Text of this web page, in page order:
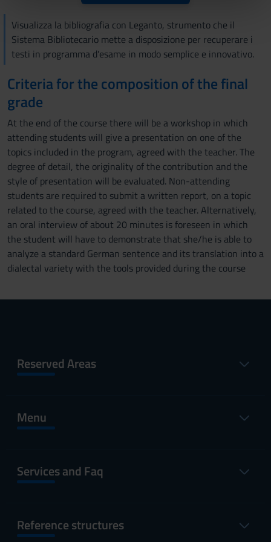
nostri partner che si occupano di analisi dei dati web,
con altre informazioni che hai fornito loro o che hanno
raccolto dal tuo utilizzo dei loro servizi.
Visualizza la bibliografia con Leganto, strumento che il
Sistema Bibliotecario mette a disposizione per recuperare i
testi in programma d'esame in modo semplice e innovativo.
Criteria for the composition of the final
grade
At the end of the course there will be a workshop in which
attending students will give a presentation on one of the
topics included in the program, agreed with the teacher. The
degree of detail, the originality of the contribution and the
style of presentation will be evaluated. Non-attending
students are required to submit a written report, on a topic
related to the course, agreed with the teacher. Alternatively,
an oral interview of about 20 minutes is foreseen in which
the student will have to demonstrate that she/he is able to
analyze a standard German sentence and its translation into a
dialectal variety with the tools provided during the course
Reserved Areas
Menu
Services and Faq
Reference structures